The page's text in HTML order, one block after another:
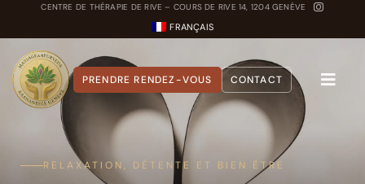
contenu
CENTRE DE THÉRAPIE DE RIVE – COURS DE RIVE 14, 1204 GENÈVE
FRANÇAIS
Toggle
A propos
PRENDRE RENDEZ-VOUS CONTACT
RELAXATION, DÉTENTE ET BIEN ÊTRE